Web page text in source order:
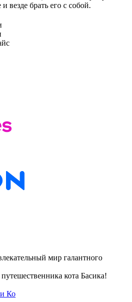
везде брать его с собой.
мир галантного
кота Басика!
Ко